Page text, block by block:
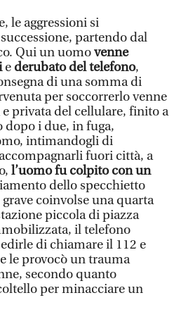
le aggressioni si
partendo dal
Qui un uomovenne
e derubato del telefono,
di una somma di
per soccorrerlo venne
privata del cellulare, finito a
i due, in fuga,
intimandogli di
fuori città, a
l’uomo fu colpito con un
dello specchietto
coinvolse una quarta
piccola di piazza
il telefono
di chiamare il 112 e
le provocò un trauma
secondo quanto
per minacciare un